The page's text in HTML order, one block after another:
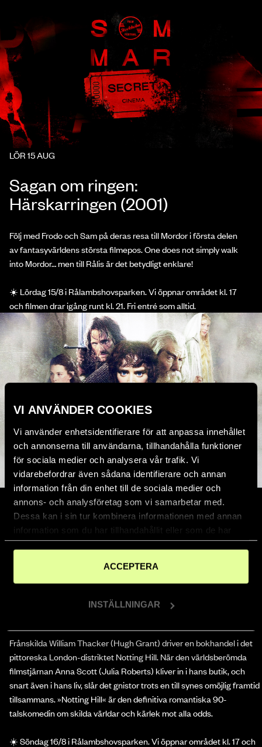
VI ANVÄNDER COOKIES
Vi använder enhetsidentifierare för att anpassa innehållet
och annonserna till användarna, tillhandahålla funktioner
för sociala medier och analysera vår trafik. Vi
vidarebefordrar även sådana identifierare och annan
information från din enhet till de sociala medier och
annons- och analysföretag som vi samarbetar med.
Dessa kan i sin tur kombinera informationen med annan
information som du har tillhandahållit eller som de har
samlat in när du har använt deras tjänster.
ACCEPTERA
INSTÄLLNINGAR
LÖR 15 AUG
Sagan om ringen:
Härskarringen (2001)
Följ med Frodo och Sam på deras resa till Mordor i första delen
av fantasyvärldens största filmepos. One does not simply walk
into Mordor… men till Rålis är det betydligt enklare!
☀️ Lördag 15/8 i Rålambshovsparken. Vi öppnar området kl. 17
och filmen drar igång runt kl. 21. Fri entré som alltid.
SÖN 16 AUG
Notting hill (1999)
Frånskilda William Thacker (Hugh Grant) driver en bokhandel i det
pittoreska London-distriktet Notting Hill. När den världsberömda
filmstjärnan Anna Scott (Julia Roberts) kliver in i hans butik, och
snart även i hans liv, slår det gnistor trots en till synes omöjlig framtid
tillsammans. »Notting Hill« är den definitiva romantiska 90-
talskomedin om skilda världar och kärlek mot alla odds.
☀️ Söndag 16/8 i Rålambshovsparken. Vi öppnar området kl. 17 och